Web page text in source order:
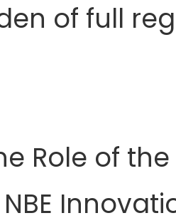
of full
Role of